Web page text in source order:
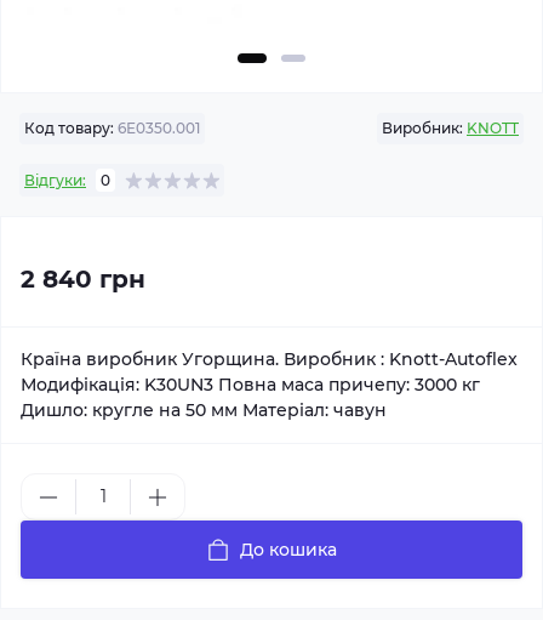
Код товару: 6Е0350.001 Виробник: KNOTT
Відгуки: 0
2 840 грн
Країна виробник Угорщина. Виробник : Knott-Autoflex
Модифікація: K30UN3 Повна маса причепу: 3000 кг
Дишло: кругле на 50 мм Матеріал: чавун
До кошика